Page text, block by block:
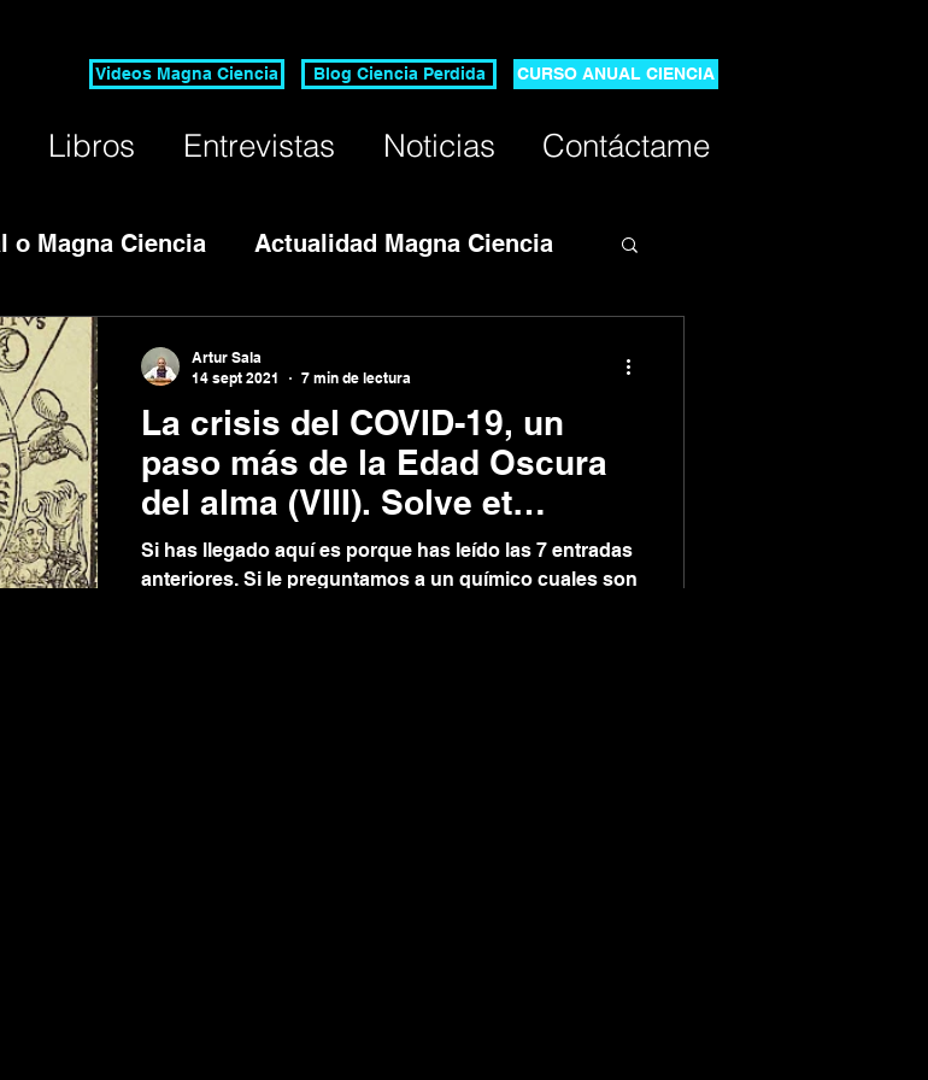
Videos Magna Ciencia Blog Ciencia Perdida CURSO ANUAL CIENCIA
Libros Entrevistas Noticias Contáctame
o Magna Ciencia Actualidad Magna Ciencia
Curso Anual Ciencia Rigurosa
La crisis del COVID-19, un
paso más de la Edad Oscura
del alma (VIII). Solve et
Coagula.
Si has llegado aquí es porque has leído las 7 entradas
anteriores. Si le preguntamos a un químico cuales son
Artur Sala
14 sept 2021
7 min de lectura